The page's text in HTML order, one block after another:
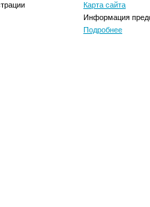
Карта сайта
Информация
Подробнее